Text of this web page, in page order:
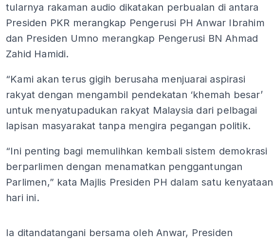
tularnya rakaman audio dikatakan perbualan di antara
Presiden PKR merangkap Pengerusi PH Anwar Ibrahim
dan Presiden Umno merangkap Pengerusi BN Ahmad
Zahid Hamidi.
“Kami akan terus gigih berusaha menjuarai aspirasi
rakyat dengan mengambil pendekatan ‘khemah besar’
untuk menyatupadukan rakyat Malaysia dari pelbagai
lapisan masyarakat tanpa mengira pegangan politik.
“Ini penting bagi memulihkan kembali sistem demokrasi
berparlimen dengan menamatkan penggantungan
Parlimen,” kata Majlis Presiden PH dalam satu kenyataan
hari ini.
Ia ditandatangani bersama oleh Anwar, Presiden